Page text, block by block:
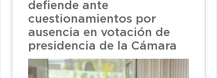
defiende ante
cuestionamientos por
ausencia en votación de
presidencia de la Cámara